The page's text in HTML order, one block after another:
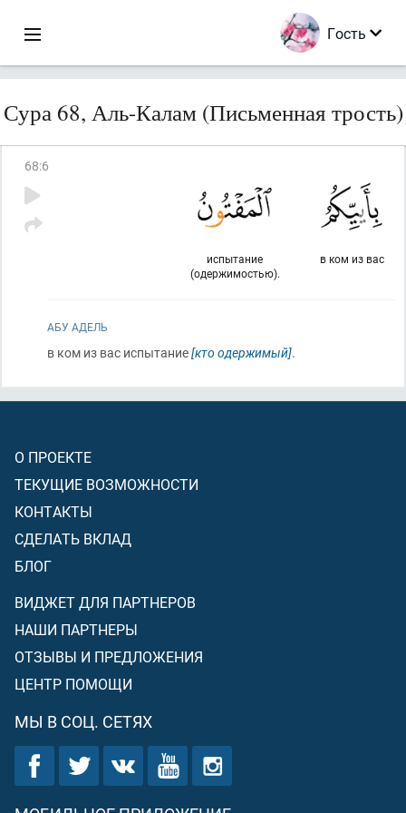
Гость
Сура 68, Аль-Калам (Письменная трость)
68:6
в ком из вас
испытание
(одержимостью).
АБУ АДЕЛЬ
в ком из вас испытание[кто одержимый].
О ПРОЕКТЕ
ТЕКУЩИЕ ВОЗМОЖНОСТИ
КОНТАКТЫ
СДЕЛАТЬ ВКЛАД
БЛОГ
ВИДЖЕТ ДЛЯ ПАРТНЕРОВ
НАШИ ПАРТНЕРЫ
ОТЗЫВЫ И ПРЕДЛОЖЕНИЯ
ЦЕНТР ПОМОЩИ
МЫ В СОЦ. СЕТЯХ